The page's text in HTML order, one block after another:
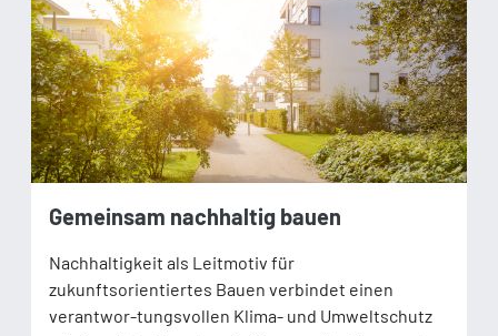
Gemeinsam nachhaltig bauen
Nachhaltigkeit als Leitmotiv für
zukunftsorientiertes Bauen verbindet einen
verantwor-tungsvollen Klima- und Umweltschutz